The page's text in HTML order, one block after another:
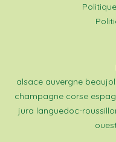
alsace auvergne
champagne corse
jura languedoc-